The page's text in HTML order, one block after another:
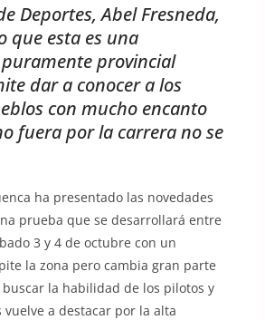
Deportes, Abel Fresneda,
que esta es una
provincial
dar a conocer a los
con mucho encanto
fuera por la carrera no se
ha presentado las novedades
prueba que se desarrollará entre
3 y 4 de octubre con un
la zona pero cambia gran parte
la habilidad de los pilotos y
vuelve a destacar por la alta